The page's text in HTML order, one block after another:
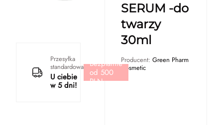
Przesyłka
standardowa
U ciebie
w 5 dni!
Bezpłatnie
od 500
PLN
SERUM -do
twarzy
30ml
Producent: Green Pharm
Cosmetic